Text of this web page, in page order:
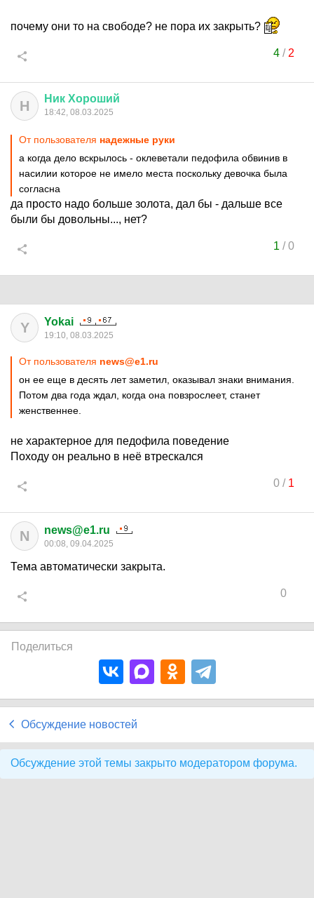
почему они то на свободе? не пора их закрыть?
4/ 2
Н Ник Хороший
18:42, 08.03.2025
От пользователя надежные руки
а когда дело вскрылось - оклеветали педофила обвинив в
насилии которое не имело места поскольку девочка была
согласна
да просто надо больше золота, дал бы - дальше все
были бы довольны..., нет?
1 /0
Y Yokai
19:10, 08.03.2025
От пользователя news@e1.ru
он ее еще в десять лет заметил, оказывал знаки внимания.
Потом два года ждал, когда она повзрослеет, станет
женственнее.
не характерное для педофила поведение
Походу он реально в неё втрескался
0/ 1
N news@e1.ru
00:08, 09.04.2025
Тема автоматически закрыта.
0
Поделиться
Обсуждение новостей
Обсуждение этой темы закрыто модератором форума.